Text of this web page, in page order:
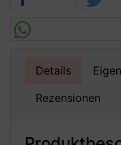
Details
Rezensionen